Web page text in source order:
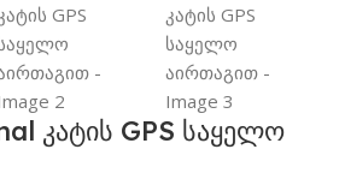
კატის GPS საყელო